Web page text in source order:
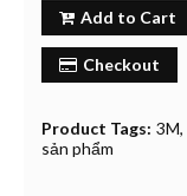
Add to Cart
Checkout
Product Tags: 3M
sản phẩm